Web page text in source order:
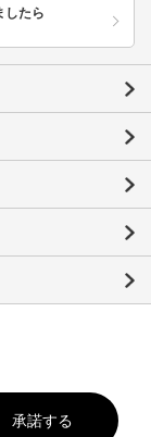
したら
承諾する